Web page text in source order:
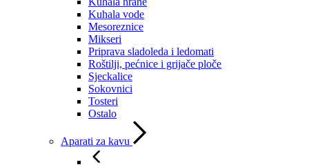
Kuhala vode
Mesoreznice
Mikseri
Priprava sladoleda i ledomati
Roštilji, pećnice i grijače ploče
Sjeckalice
Sokovnici
Tosteri
Ostalo
Aparati za kavu